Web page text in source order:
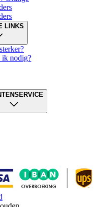
LINKS
ik nodig?